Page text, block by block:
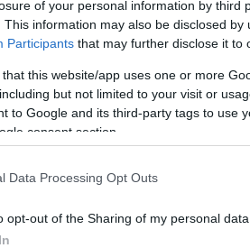
of your personal information by third
This information may also be disclosed
Participants that may further disclose it to
that this website/app uses one or more
but not limited to your visit or
to Google and its third-party tags to use
consent section.
Data Processing Opt Outs
opt-out of the Sharing of my personal data.
La entidad ha señalado que «la
inflacionistas
» y que la subida de
desafíos.